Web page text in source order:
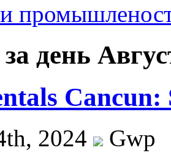
день
Cancun:
2024
Gwp